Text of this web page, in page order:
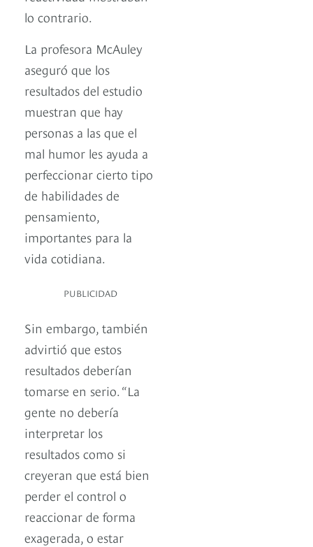
lo contrario.
La profesora McAuley
aseguró que los
resultados del estudio
muestran que hay
personas a las que el
mal humor les ayuda a
perfeccionar cierto tipo
de habilidades de
pensamiento,
importantes para la
vida cotidiana.
PUBLICIDAD
Sin embargo, también
advirtió que estos
resultados deberían
tomarse en serio. “La
gente no debería
interpretar los
resultados como si
creyeran que está bien
perder el control o
reaccionar de forma
exagerada, o estar